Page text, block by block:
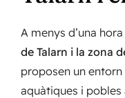
A menys d’una
de Talarn i la zona
proposen un entorn
aquàtiques i pobles